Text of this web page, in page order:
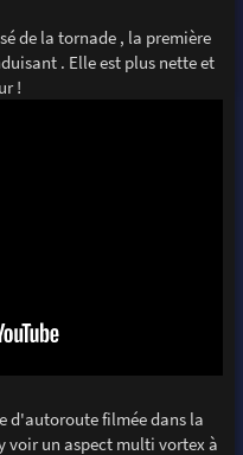
de la tornade , la première
. Elle est plus nette et
!
d'autoroute filmée dans la
voir un aspect multi vortex à